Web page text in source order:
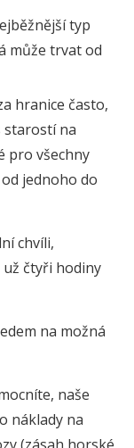
typ
může trvat od
hranice často,
starostí na
pro všechny
jednoho do
chvíli,
čtyři hodiny
na možná
naše
náklady na